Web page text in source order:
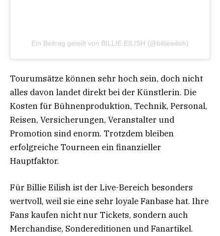
Ein Beitrag geteilt von BILLIE EILISH (@billieeilish)
Tourumsätze können sehr hoch sein, doch nicht
alles davon landet direkt bei der Künstlerin. Die
Kosten für Bühnenproduktion, Technik, Personal,
Reisen, Versicherungen, Veranstalter und
Promotion sind enorm. Trotzdem bleiben
erfolgreiche Tourneen ein finanzieller
Hauptfaktor.
Für Billie Eilish ist der Live-Bereich besonders
wertvoll, weil sie eine sehr loyale Fanbase hat. Ihre
Fans kaufen nicht nur Tickets, sondern auch
Merchandise, Sondereditionen und Fanartikel.